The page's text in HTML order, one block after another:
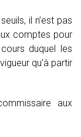
il n’est pas
comptes pour
duquel les
qu’à partir
aux